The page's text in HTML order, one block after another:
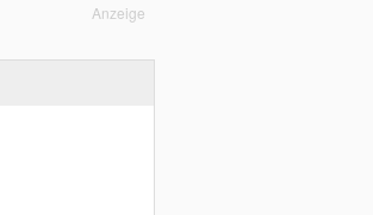
Anzeige